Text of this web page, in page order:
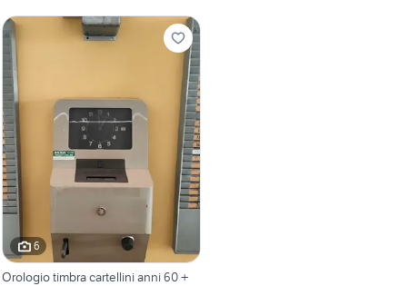
6
Orologio timbra cartellini anni 60 +